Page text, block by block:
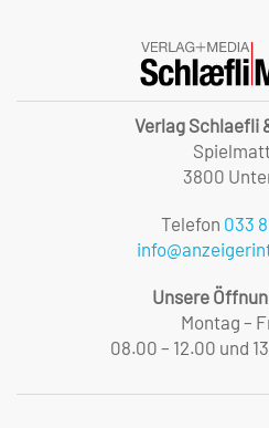
Verlag Schlaefli
3800
Telefon 033
Unsere
Montag –
08.00 – 12.00 und